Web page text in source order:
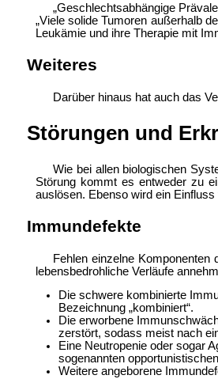
„Geschlechtsabhängige
„Viele solide Tumoren außerhalb
Leukämie und ihre Therapie mit
Weiteres
Darüber hinaus hat auch das
Störungen und
Wie bei allen biologischen
Störung kommt es entweder zu
auslösen. Ebenso wird ein
Immundefekte
Fehlen einzelne
lebensbedrohliche Verläufe
Die schwere kombinierte
Bezeichnung „kombiniert“.
Die erworbene
zerstört, sodass meist nach
Eine Neutropenie oder sogar
sogenannten
Weitere angeborene